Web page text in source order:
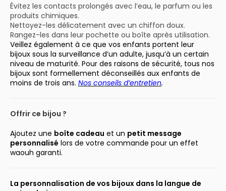
Évitez les contacts prolongés avec l’eau, le parfum ou les
produits chimiques.
Nettoyez-les délicatement avec un chiffon doux.
Rangez-les dans leur pochette ou boîte après utilisation.
Veillez également à ce que vos enfants portent leur
bijoux sous la surveillance d’un adulte, jusqu’à un certain
niveau de maturité. Pour des raisons de sécurité, tous nos
bijoux sont formellement déconseillés aux enfants de
moins de trois ans. Nos conseils d’entretien.
Offrir ce bijou ?
Ajoutez une boîte cadeau et un petit message
personnalisé lors de votre commande pour un effet
waouh garanti.
La personnalisation de vos bijoux dans la langue de